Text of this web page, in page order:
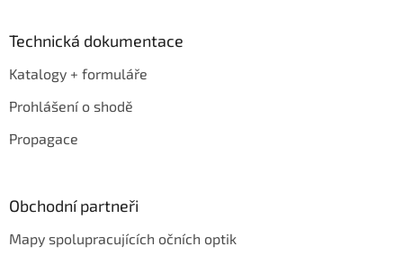
Technická dokumentace
Katalogy + formuláře
Prohlášení o shodě
Propagace
Obchodní partneři
Mapy spolupracujících očních optik